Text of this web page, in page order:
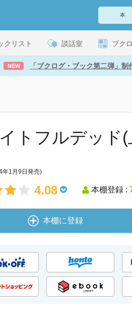
クリスト 談話室 ブク
NEW 「ブクログ・ブック第二弾」
トフルデッド
年1月9日発売)
4.08 本棚登録 :
本棚に登録